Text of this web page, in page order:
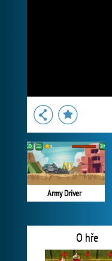
Army Driver
O hře